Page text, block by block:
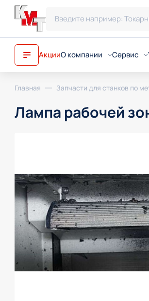
АкцииО компании
Статьи
Реквизиты
Сервис
Главная Запчасти для станков по
Лампа рабочей